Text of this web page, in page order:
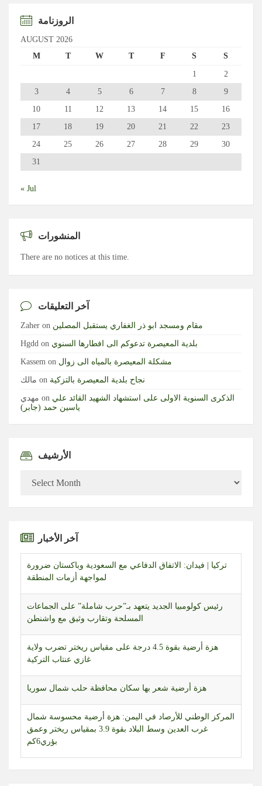
الروزنامة
AUGUST 2026
M
T W T F S S
1
2
3
4 5 6 7 8
9
10
11 12 13 14 15
16
17
18 19 20 21 22
23
24
25 26 27 28 29
30
31
« Jul
المنشورات
There are no notices at this time.
آخر التعليقات
Zaher on مقام ومسجد ابو ذر الغفاري يستقبل المصلين
Hgdd on بلدية المعيصرة تدعوكم الى افطارها السنوي
Kassem on مشكلة المعيصرة بالمياه الى زوال
مالك on نجاح بلدية المعيصرة بالتزكية
مهدي on الذكرى السنوية الاولى على استشهاد الشهيد القائد علي
ياسين حمد (جابر)
الأرشيف
آخر الأخبار
رئيس كولومبيا الجديد يتعهد بـ”حرب شاملة” على الجماعات
المسلحة وتقارب وثيق مع واشنطن
هزة أرضية بقوة 4.5 درجة على مقياس ريختر تضرب ولاية
غازي عنتاب التركية
هزة أرضية شعر بها سكان محافظة حلب شمال سوريا
المركز الوطني للأرصاد في اليمن: هزة أرضية محسوسة شمال
غرب العدين وسط البلاد بقوة 3.9 بمقياس ريختر وعمق
العراق | أمين عام حركة النجباء: الدبلوماسية مع السعودية غير
مجدية والصواريخ لا ترد إلا بالصواريخ
طائرات مسيّرة إسرائيلية تحلّق بشكل مكثف في أجواء قضاء